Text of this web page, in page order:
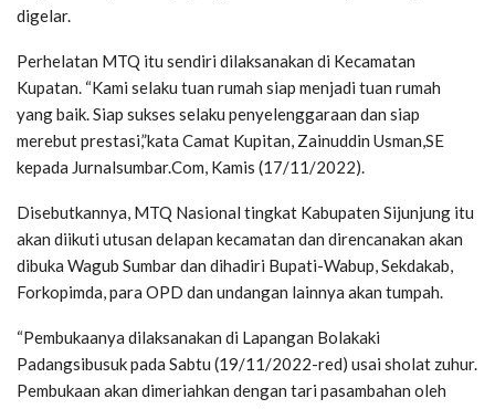
digelar.
Perhelatan MTQ itu sendiri dilaksanakan di Kecamatan
Kupatan. “Kami selaku tuan rumah siap menjadi tuan rumah
yang baik. Siap sukses selaku penyelenggaraan dan siap
merebut prestasi,”kata Camat Kupitan, Zainuddin Usman,SE
kepada Jurnalsumbar.Com, Kamis (17/11/2022).
Disebutkannya, MTQ Nasional tingkat Kabupaten Sijunjung itu
akan diikuti utusan delapan kecamatan dan direncanakan akan
dibuka Wagub Sumbar dan dihadiri Bupati-Wabup, Sekdakab,
Forkopimda, para OPD dan undangan lainnya akan tumpah.
“Pembukaanya dilaksanakan di Lapangan Bolakaki
Padangsibusuk pada Sabtu (19/11/2022-red) usai sholat zuhur.
Pembukaan akan dimeriahkan dengan tari pasambahan oleh